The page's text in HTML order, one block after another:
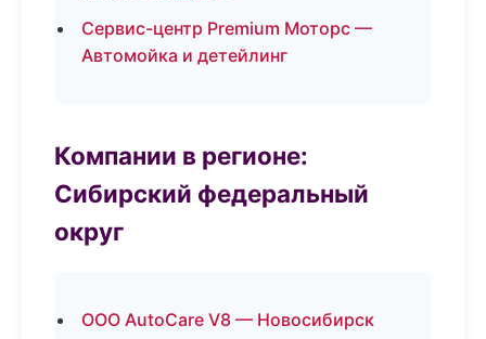
Сервис-центр Premium Моторс —
Автомойка и детейлинг
Компании в регионе:
Сибирский федеральный
округ
ООО AutoCare V8 — Новосибирск